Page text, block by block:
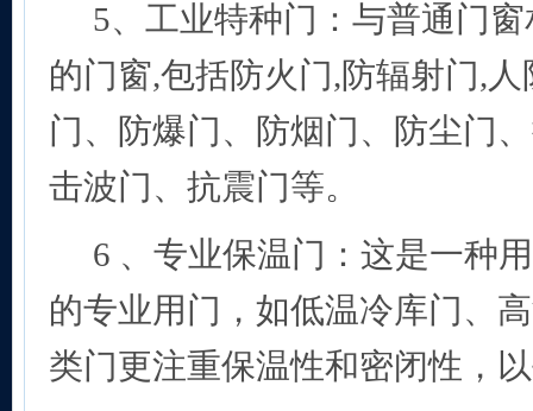
5、工业特种门：与普通门
的门窗,包括防火门,防辐射门,
门、防爆门、防烟门、防尘门
击波门、抗震门等。
6 、专业保温门：这是一种
的专业用门，如低温冷库门、
类门更注重保温性和密闭性，